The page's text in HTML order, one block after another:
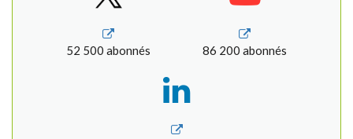
52 500 abonnés 86 200 abonnés